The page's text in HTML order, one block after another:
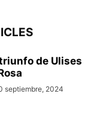
de Ulises
septiembre, 2024